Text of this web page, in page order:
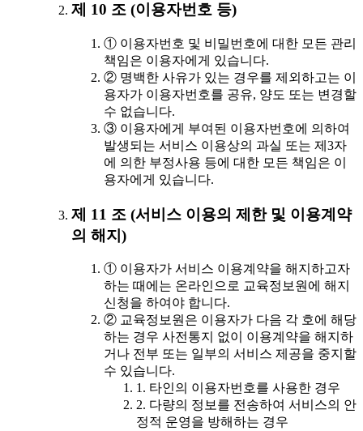
제 10 조 (이용자번호 등)
① 이용자번호 및 비밀번호에 대한 모든 관리
책임은 이용자에게 있습니다.
② 명백한 사유가 있는 경우를 제외하고는 이
용자가 이용자번호를 공유, 양도 또는 변경할
수 없습니다.
③ 이용자에게 부여된 이용자번호에 의하여
발생되는 서비스 이용상의 과실 또는 제3자
에 의한 부정사용 등에 대한 모든 책임은 이
용자에게 있습니다.
제 11 조 (서비스 이용의 제한 및 이용계약
의 해지)
① 이용자가 서비스 이용계약을 해지하고자
하는 때에는 온라인으로 교육정보원에 해지
신청을 하여야 합니다.
② 교육정보원은 이용자가 다음 각 호에 해당
하는 경우 사전통지 없이 이용계약을 해지하
거나 전부 또는 일부의 서비스 제공을 중지할
수 있습니다.
1. 타인의 이용자번호를 사용한 경우
2. 다량의 정보를 전송하여 서비스의 안
정적 운영을 방해하는 경우